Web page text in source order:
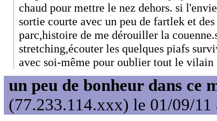
chaud pour mettre le nez dehors. si
sortie courte avec un peu de fartlek et
parc,histoire de me dérouiller la
stretching,écouter les quelques piafs
avec soi-même pour oublier tout le vilain
un peu de bonheur dans ce
(77.233.114.xxx) le 01/09/11